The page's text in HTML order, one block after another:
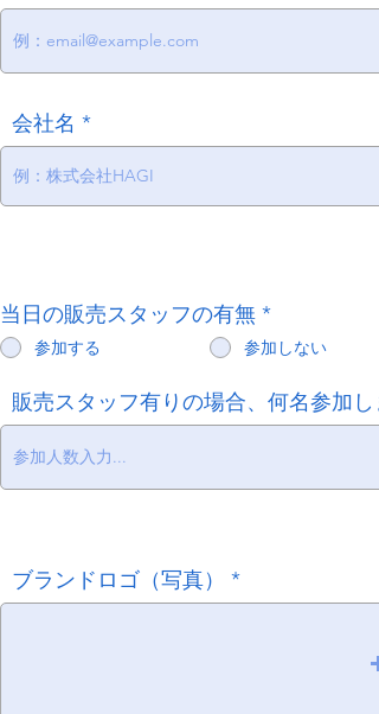
会社名
当日の販売スタッフの有無 *
参加する 参加しない
販売スタッフ有りの場合、何名参加し
ブランドロゴ（写真）